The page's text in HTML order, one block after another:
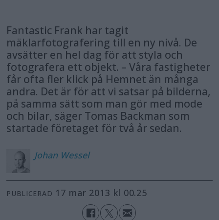
Fantastic Frank har tagit
mäklarfotografering till en ny nivå. De
avsätter en hel dag för att styla och
fotografera ett objekt. – Våra fastigheter
får ofta fler klick på Hemnet än många
andra. Det är för att vi satsar på bilderna,
på samma sätt som man gör med mode
och bilar, säger Tomas Backman som
startade företaget för två år sedan.
Johan Wessel
PUBLICERAD 17 mar 2013 kl 00.25